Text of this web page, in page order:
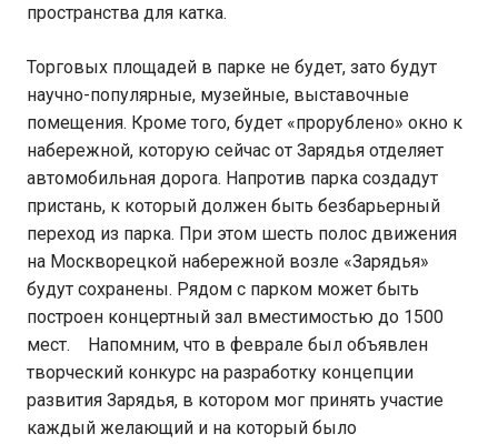
пространства для катка.
Торговых площадей в парке не будет, зато будут
научно-популярные, музейные, выставочные
помещения. Кроме того, будет «прорублено» окно к
набережной, которую сейчас от Зарядья отделяет
автомобильная дорога. Напротив парка создадут
пристань, к который должен быть безбарьерный
переход из парка. При этом шесть полос движения
на Москворецкой набережной возле «Зарядья»
будут сохранены. Рядом с парком может быть
построен концертный зал вместимостью до 1500
мест. Напомним, что в феврале был объявлен
творческий конкурс на разработку концепции
развития Зарядья, в котором мог принять участие
каждый желающий и на который было